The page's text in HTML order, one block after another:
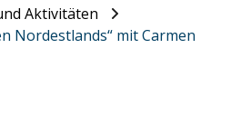
Aktivitäten
Nordestlands“ mit Carmen